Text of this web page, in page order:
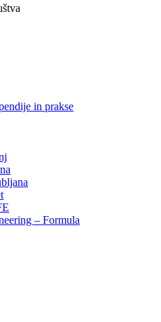
in prakse
– Formula